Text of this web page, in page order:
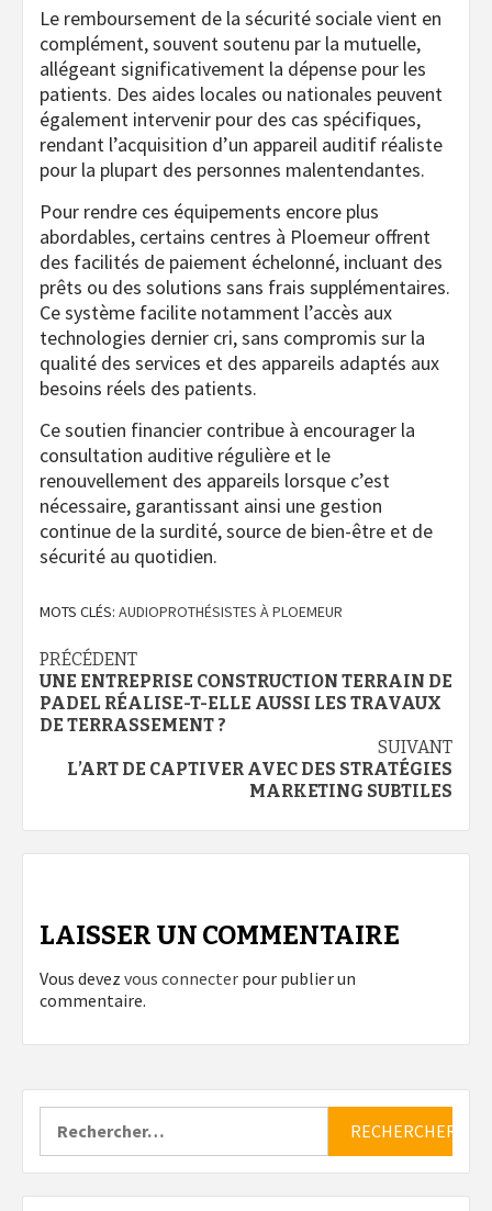
Le remboursement de la sécurité sociale vient en
complément, souvent soutenu par la mutuelle,
allégeant significativement la dépense pour les
patients. Des aides locales ou nationales peuvent
également intervenir pour des cas spécifiques,
rendant l’acquisition d’un appareil auditif réaliste
pour la plupart des personnes malentendantes.
Pour rendre ces équipements encore plus
abordables, certains centres à Ploemeur offrent
des facilités de paiement échelonné, incluant des
prêts ou des solutions sans frais supplémentaires.
Ce système facilite notamment l’accès aux
technologies dernier cri, sans compromis sur la
qualité des services et des appareils adaptés aux
besoins réels des patients.
Ce soutien financier contribue à encourager la
consultation auditive régulière et le
renouvellement des appareils lorsque c’est
nécessaire, garantissant ainsi une gestion
continue de la surdité, source de bien-être et de
sécurité au quotidien.
MOTS CLÉS: AUDIOPROTHÉSISTES À PLOEMEUR
Navigation
d’article
PRÉCÉDENT
UNE ENTREPRISE CONSTRUCTION TERRAIN DE
PADEL RÉALISE-T-ELLE AUSSI LES TRAVAUX
DE TERRASSEMENT ?
SUIVANT
L’ART DE CAPTIVER AVEC DES STRATÉGIES
MARKETING SUBTILES
LAISSER UN COMMENTAIRE
Vous devez vous connecter pour publier un
commentaire.